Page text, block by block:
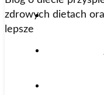
zdrowych dietach
lepsze